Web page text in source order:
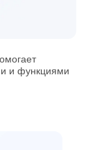
и функциями